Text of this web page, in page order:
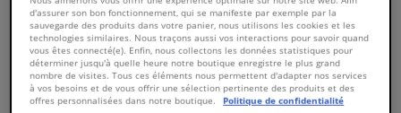
Fenêtres & accessoires
Intérieur & ameublement
d'assurer son bon fonctionnement, qui se manifeste par exemple par la
sauvegarde des produits dans votre panier, nous utilisons les cookies et les
technologies similaires. Nous traçons aussi vos interactions pour savoir quand
vous êtes connecté(e). Enfin, nous collectons les données statistiques pour
déterminer jusqu'à quelle heure notre boutique enregistre le plus grand
nombre de visites. Tous ces éléments nous permettent d'adapter nos services
à vos besoins et de vous offrir une sélection pertinente des produits et des
offres personnalisées dans notre boutique.
Politique de confidentialité